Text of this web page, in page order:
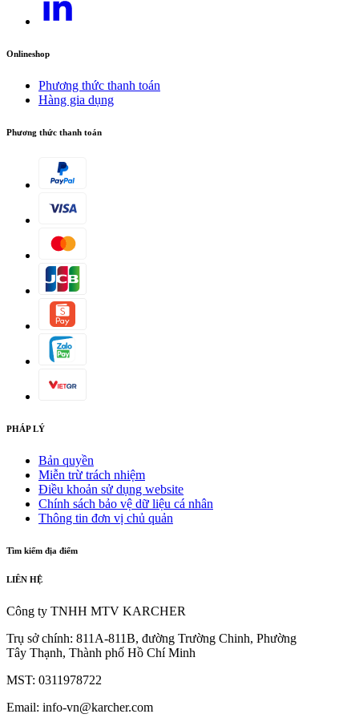
Onlineshop
Phương thức thanh toán
Hàng gia dụng
Phương thức thanh toán
PHÁP LÝ
Bản quyền
Miễn trừ trách nhiệm
Điều khoản sử dụng website
Chính sách bảo vệ dữ liệu cá nhân
Thông tin đơn vị chủ quản
Tìm kiếm địa điểm
LIÊN HỆ
Công ty TNHH MTV KARCHER
Trụ sở chính: 811A-811B, đường Trường Chinh, Phường
Tây Thạnh, Thành phố Hồ Chí Minh
MST: 0311978722
Email: info-vn@karcher.com